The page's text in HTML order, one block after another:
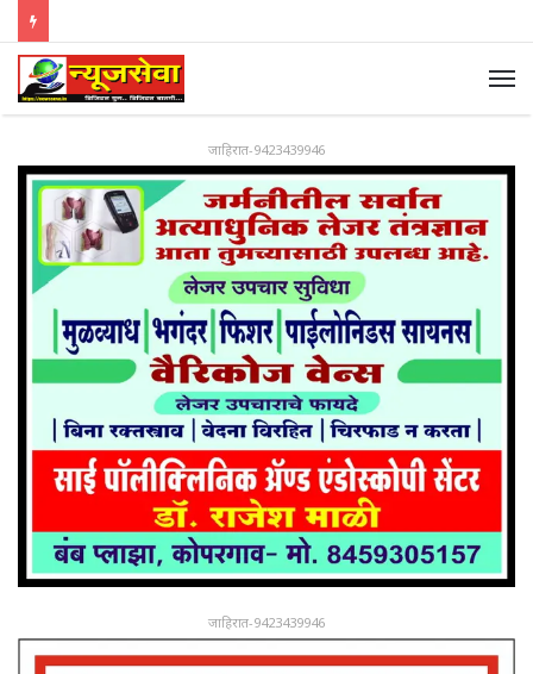
जाहिरात-9423439946
जाहिरात-9423439946